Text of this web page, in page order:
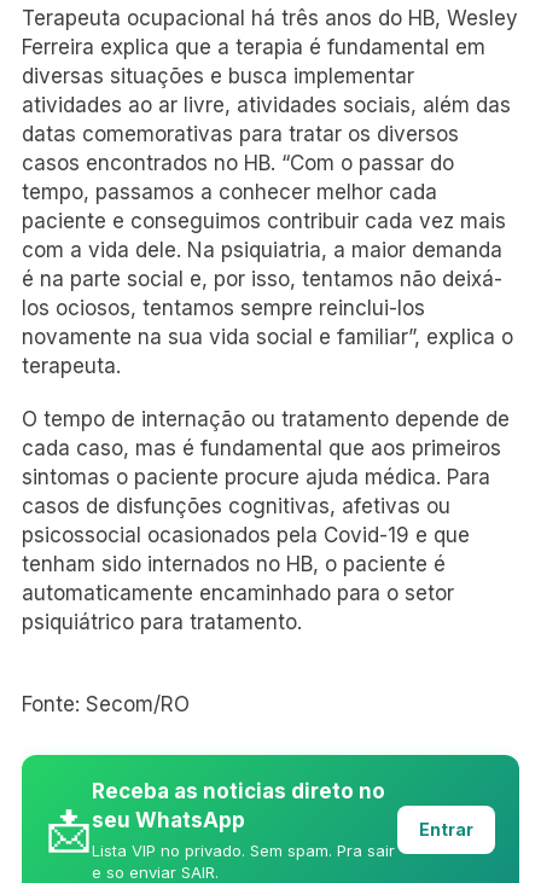
Terapeuta ocupacional há três anos do HB, Wesley
Ferreira explica que a terapia é fundamental em
diversas situações e busca implementar
atividades ao ar livre, atividades sociais, além das
datas comemorativas para tratar os diversos
casos encontrados no HB. “Com o passar do
tempo, passamos a conhecer melhor cada
paciente e conseguimos contribuir cada vez mais
com a vida dele. Na psiquiatria, a maior demanda
é na parte social e, por isso, tentamos não deixá-
los ociosos, tentamos sempre reinclui-los
novamente na sua vida social e familiar”, explica o
terapeuta.
O tempo de internação ou tratamento depende de
cada caso, mas é fundamental que aos primeiros
sintomas o paciente procure ajuda médica. Para
casos de disfunções cognitivas, afetivas ou
psicossocial ocasionados pela Covid-19 e que
tenham sido internados no HB, o paciente é
automaticamente encaminhado para o setor
psiquiátrico para tratamento.
Fonte: Secom/RO
📩
Receba as noticias direto no
seu WhatsApp
Lista VIP no privado. Sem spam. Pra sair
e so enviar SAIR.
Entrar